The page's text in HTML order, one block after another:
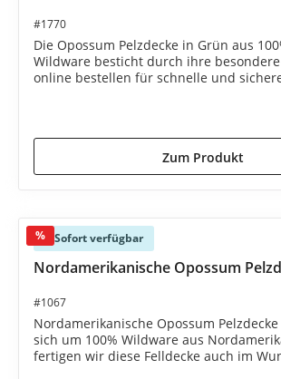
#1770
Die Opossum Pelzdecke in Grün aus
Wildware besticht durch ihre besondere
online bestellen für schnelle und
Zum Produkt
% Sofort verfügbar
Nordamerikanische Opossum
#1067
Nordamerikanische Opossum
sich um 100% Wildware aus
fertigen wir diese Felldecke auch im